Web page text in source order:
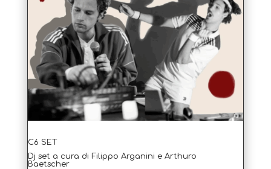
C6 SET
Dj set a cura di Filippo Arganini e Arthuro
Baetscher